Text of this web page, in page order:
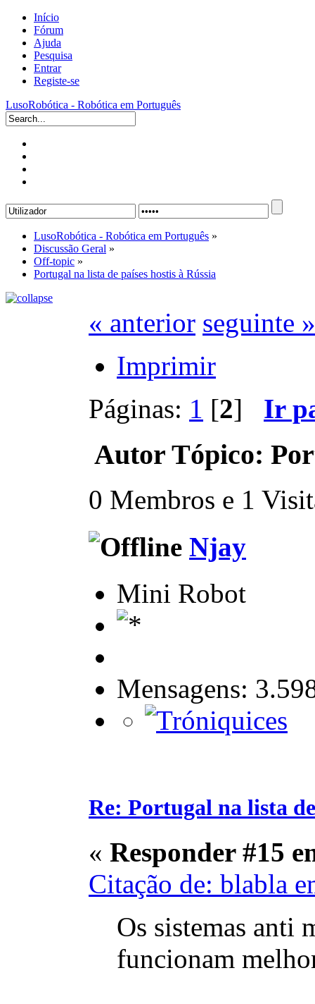
Início
Fórum
Ajuda
Pesquisa
Entrar
Registe-se
LusoRobótica - Robótica em Português
LusoRobótica - Robótica em Português »
Discussão Geral »
Off-topic »
Portugal na lista de países hostis à Rússia
« anterior seguinte »
Imprimir
Páginas: 1 [2] Ir
Autor Tópico:
0 Membros e 1
Njay
Mini Robot
Mensagens:
Re: Portugal na lista
« Responder #15
Citação de: blabla
Os sistemas anti
funcionam